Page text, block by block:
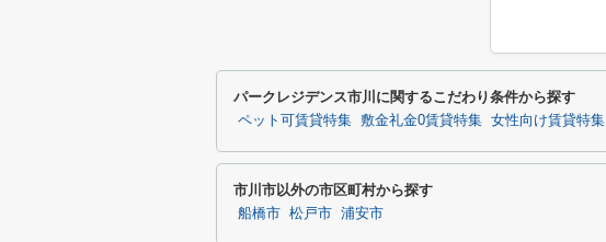
パークレジデンス市川に関するこだわり条件から探す
ペット可賃貸特集 敷金礼金0賃貸特集 女性向け賃貸特集
市川市以外の市区町村から探す
船橋市 松戸市 浦安市